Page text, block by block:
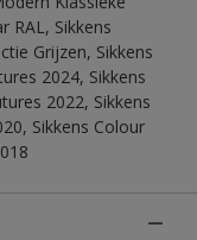
RAL, Sikkens
Grijzen, Sikkens
2024, Sikkens
2022, Sikkens
Sikkens Colour